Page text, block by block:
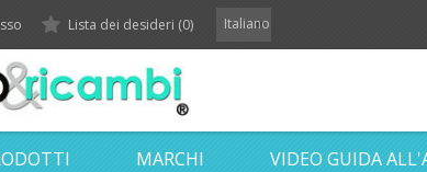
Lista dei desideri (0) Italiano
MARCHI VIDEO GUIDA